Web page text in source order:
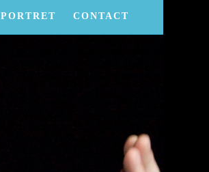
PORTRET CONTACT